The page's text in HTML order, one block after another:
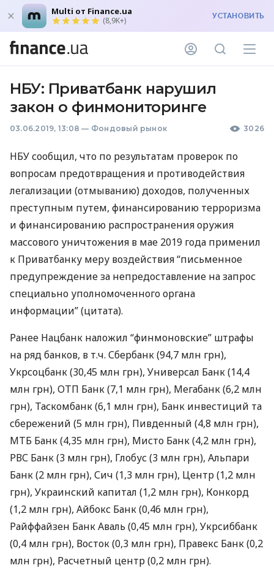
Multi от Finance.ua
(8,9K+) УСТАНОВИТЬ
НБУ: Приватбанк нарушил
закон о финмониторинге
03.06.2019, 13:08 — Фондовый рынок 3026
НБУсообщил, что по результатам проверок по
вопросам предотвращения и противодействия
легализации (отмыванию) доходов, полученных
преступным путем, финансированию терроризма
и финансированию распространения оружия
массового уничтожения в мае 2019 года применил
к Приватбанку меру воздействия “письменное
предупреждение за непредоставление на запрос
специально уполномоченного органа
информации” (цитата).
Ранее Нацбанк наложил “финмоновские” штрафы
на ряд банков, в т.ч. Сбербанк (94,7 млн грн),
Укрсоцбанк (30,45 млн грн), Универсал Банк (14,4
млн грн), ОТП Банк (7,1 млн грн), Мегабанк (6,2 млн
грн), Таскомбанк (6,1 млн грн), Банк инвестиций та
сбережений (5 млн грн), Пивденный (4,8 млн грн),
МТБ Банк (4,35 млн грн), Мисто Банк (4,2 млн грн),
РВС Банк (3 млн грн), Глобус (3 млн грн), Альпари
Банк (2 млн грн), Сич (1,3 млн грн), Центр (1,2 млн
грн), Украинский капитал (1,2 млн грн), Конкорд
(1,2 млн грн), Айбокс Банк (0,46 млн грн),
Райффайзен Банк Аваль (0,45 млн грн), Укрсиббанк
(0,4 млн грн), Восток (0,3 млн грн), Правекс Банк (0,2
млн грн), Расчетный центр (0,2 млн грн).